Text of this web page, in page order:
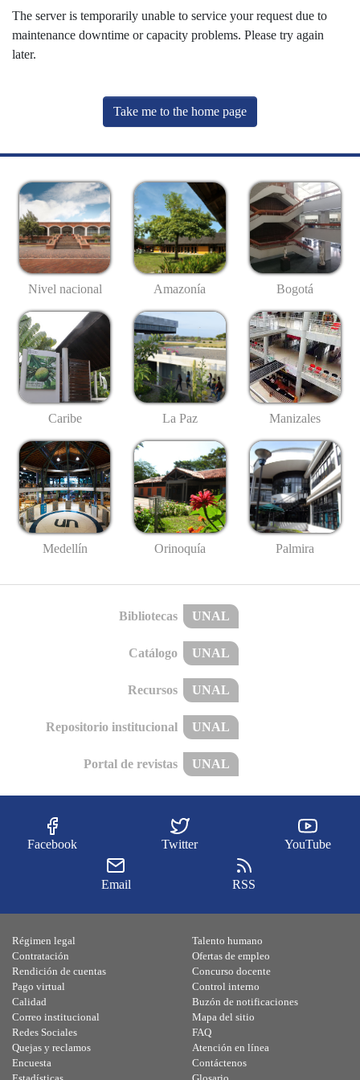
The server is temporarily unable to service your request due to
maintenance downtime or capacity problems. Please try again
later.
Take me to the home page
Nivel nacional Amazonía Bogotá
Caribe La Paz Manizales
Medellín Orinoquía Palmira
Bibliotecas UNAL
Catálogo UNAL
Recursos UNAL
Repositorio institucional UNAL
Portal de revistas UNAL
Facebook Twitter YouTube
Email RSS
Régimen legal
Contratación
Rendición de cuentas
Pago virtual
Calidad
Talento humano
Ofertas de empleo
Concurso docente
Control interno
Buzón de notificaciones
Correo institucional
Redes Sociales
Quejas y reclamos
Encuesta
Mapa del sitio
FAQ
Atención en línea
Contáctenos